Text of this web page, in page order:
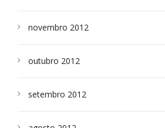
novembro 2012
outubro 2012
setembro 2012